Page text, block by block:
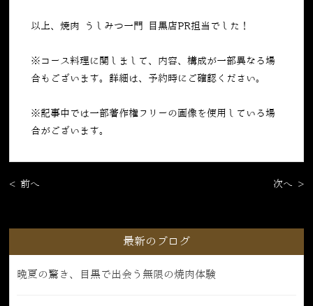
以上、焼肉 うしみつ一門 目黒店PR担当でした！
※コース料理に関しまして、内容、構成が一部異なる場
合もございます。詳細は、予約時にご確認ください。
※記事中では一部著作権フリーの画像を使用している場
合がございます。
< 前へ 次へ >
最新のブログ
晩夏の驚き、目黒で出会う無限の焼肉体験